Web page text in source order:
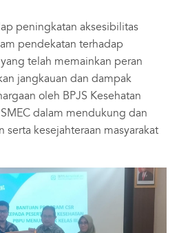
peningkatan aksesibilitas
pendekatan terhadap
telah memainkan peran
jangkauan dan dampak
oleh BPJS Kesehatan
dalam mendukung dan
serta kesejahteraan masyarakat